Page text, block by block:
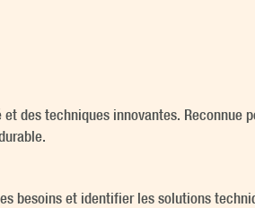
des techniques innovantes. Reconnue
besoins et identifier les solutions